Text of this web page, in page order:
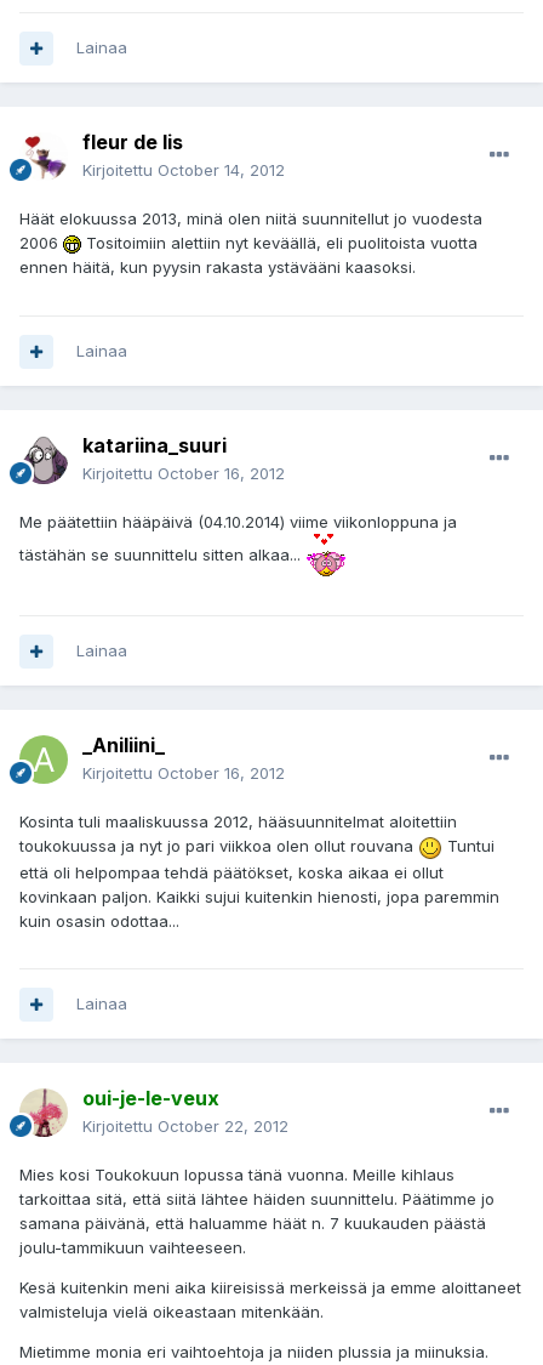
Lainaa
fleur de lis
Kirjoitettu October 14, 2012
Häät elokuussa 2013, minä olen niitä suunnitellut jo vuodesta
2006
Tositoimiin alettiin nyt keväällä, eli puolitoista vuotta
ennen häitä, kun pyysin rakasta ystävääni kaasoksi.
Lainaa
katariina_suuri
Kirjoitettu October 16, 2012
Me päätettiin hääpäivä (04.10.2014) viime viikonloppuna ja
tästähän se suunnittelu sitten alkaa...
Lainaa
_Aniliini_
Kirjoitettu October 16, 2012
Kosinta tuli maaliskuussa 2012, hääsuunnitelmat aloitettiin
toukokuussa ja nyt jo pari viikkoa olen ollut rouvana
Tuntui
että oli helpompaa tehdä päätökset, koska aikaa ei ollut
kovinkaan paljon. Kaikki sujui kuitenkin hienosti, jopa paremmin
kuin osasin odottaa...
Lainaa
oui-je-le-veux
Kirjoitettu October 22, 2012
Mies kosi Toukokuun lopussa tänä vuonna. Meille kihlaus
tarkoittaa sitä, että siitä lähtee häiden suunnittelu. Päätimme jo
samana päivänä, että haluamme häät n. 7 kuukauden päästä
joulu-tammikuun vaihteeseen.
Kesä kuitenkin meni aika kiireisissä merkeissä ja emme aloittaneet
valmisteluja vielä oikeastaan mitenkään.
Mietimme monia eri vaihtoehtoja ja niiden plussia ja miinuksia.